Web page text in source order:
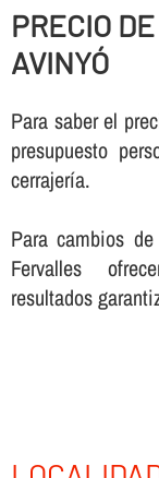
PRECIO
AVINYÓ
Para saber el
presupuesto
cerrajerí­a.
Para cambios
Fervalles
resultados